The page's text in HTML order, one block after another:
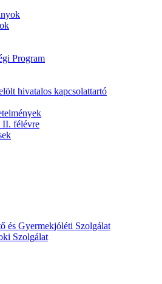
Program
hivatalos kapcsolattartó
II. félévre
és Gyermekjóléti Szolgálat
Szolgálat